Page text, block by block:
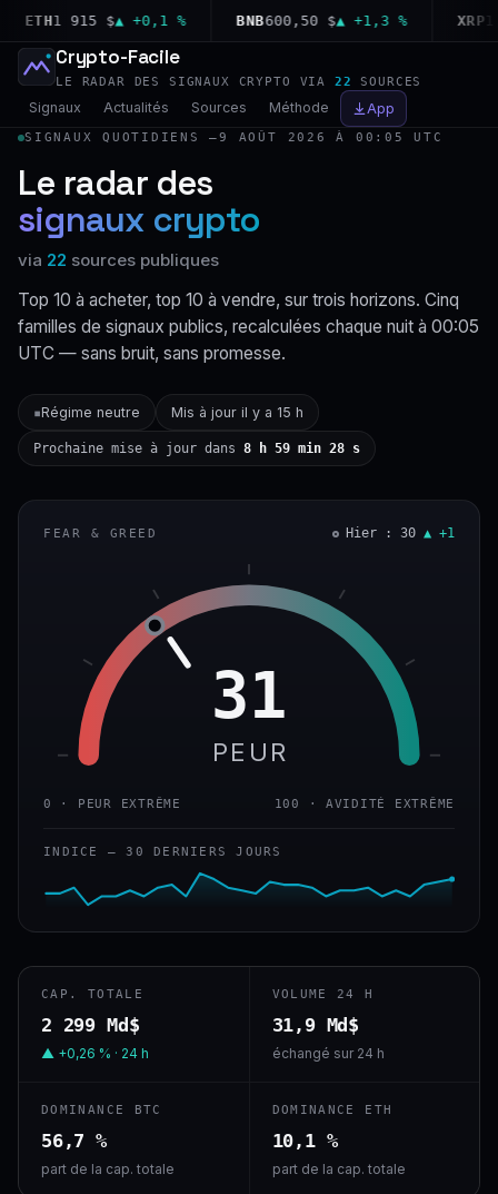
1 915 $▲ +0,1 % BNB600,50 $▲ +1,3 % XRP
Crypto-Facile
LE RADAR DES SIGNAUX CRYPTO VIA 22 SOURCES
Signaux Actualités Sources Méthode App
SIGNAUX QUOTIDIENS —9 AOÛT 2026 À 00:05 UTC
Le radar des
signaux crypto
via 22 sources publiques
Top 10 à acheter, top 10 à vendre, sur trois horizons. Cinq
familles de signaux publics, recalculées chaque nuit à 00:05
UTC — sans bruit, sans promesse.
▪Régime neutre Mis à jour il y a 15 h
Prochaine mise à jour dans 8 h 59 min 27 s
FEAR & GREED Hier : 30 ▲ +1
31
PEUR
0 · PEUR EXTRÊME 100 · AVIDITÉ EXTRÊME
INDICE — 30 DERNIERS JOURS
CAP. TOTALE
2 299 Md$
▲ +0,26 % · 24 h
VOLUME 24 H
31,9 Md$
échangé sur 24 h
DOMINANCE BTC
56,7 %
part de la cap. totale
DOMINANCE ETH
10,1 %
part de la cap. totale